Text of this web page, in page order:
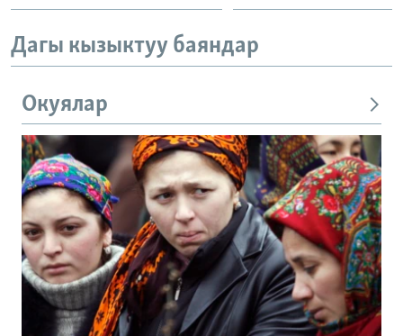
Дагы кызыктуу баяндар
Окуялар